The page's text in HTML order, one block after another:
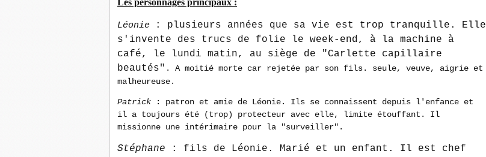
Les personnages principaux :
Léonie
: plusieurs années que sa vie est trop tranquille. Elle
s'invente des trucs de folie le week-end, à la machine à
café, le lundi matin, au siège de "Carlette capillaire
beautés" . A moitié morte car rejetée par son fils. seule, veuve, aigrie et
malheureuse.
Patrick
: patron et amie de Léonie. Ils se connaissent depuis l'enfance et
il a toujours été (trop) protecteur avec elle, limite étouffant. Il
missionne une intérimaire pour la "surveiller".
Stéphane
: fils de Léonie. Marié et un enfant. Il est chef